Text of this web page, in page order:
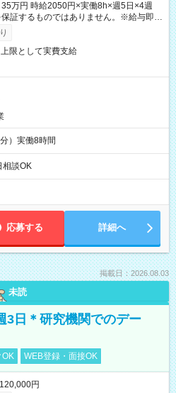
万円 時給2050円×実働8h×週5日×4週
証するものではありません。※給与即受
用条件有）
限として実費支給
）実働8時間
談OK
応募する 詳細へ
掲載日：2026.08.03
未読
3日＊研究機関でのデー
OK WEB登録・面接OK
円